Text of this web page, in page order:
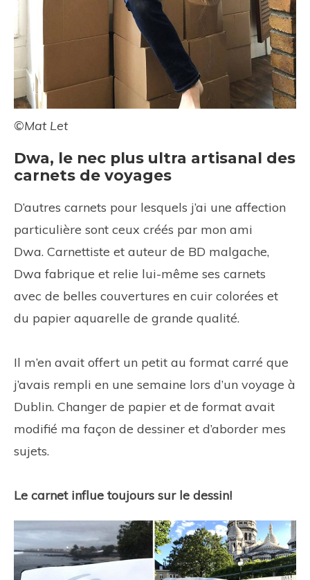
©Mat Let
Dwa, le nec plus ultra artisanal des
carnets de voyages
D’autres carnets pour lesquels j’ai une affection
particulière sont ceux créés par mon ami
Dwa. Carnettiste et auteur de BD malgache,
Dwa fabrique et relie lui-même ses carnets
avec de belles couvertures en cuir colorées et
du papier aquarelle de grande qualité.
Il m’en avait offert un petit au format carré que
j’avais rempli en une semaine lors d’un voyage à
Dublin. Changer de papier et de format avait
modifié ma façon de dessiner et d’aborder mes
sujets.
Le carnet influe toujours sur le dessin!